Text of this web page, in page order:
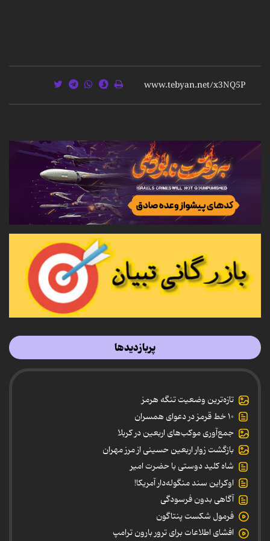
پربازدیدها
تازه‌ترین وضعیت تنگه هرمز
۱۰ خط قرمز در دعوای همسران
جمع‌آوری موکب‌های اربعین در کربلا
بازگشت زوار اربعین حسینی از مرز مهران
شاه کلید دوستی با حضرت امیر
اوکراین سند منگوله‌دار آمریکا!
آگاهی بدون فرسودگی
فرمول شکست پنتاگون
افشای اطلاعات برای ترور بارون ترامپ